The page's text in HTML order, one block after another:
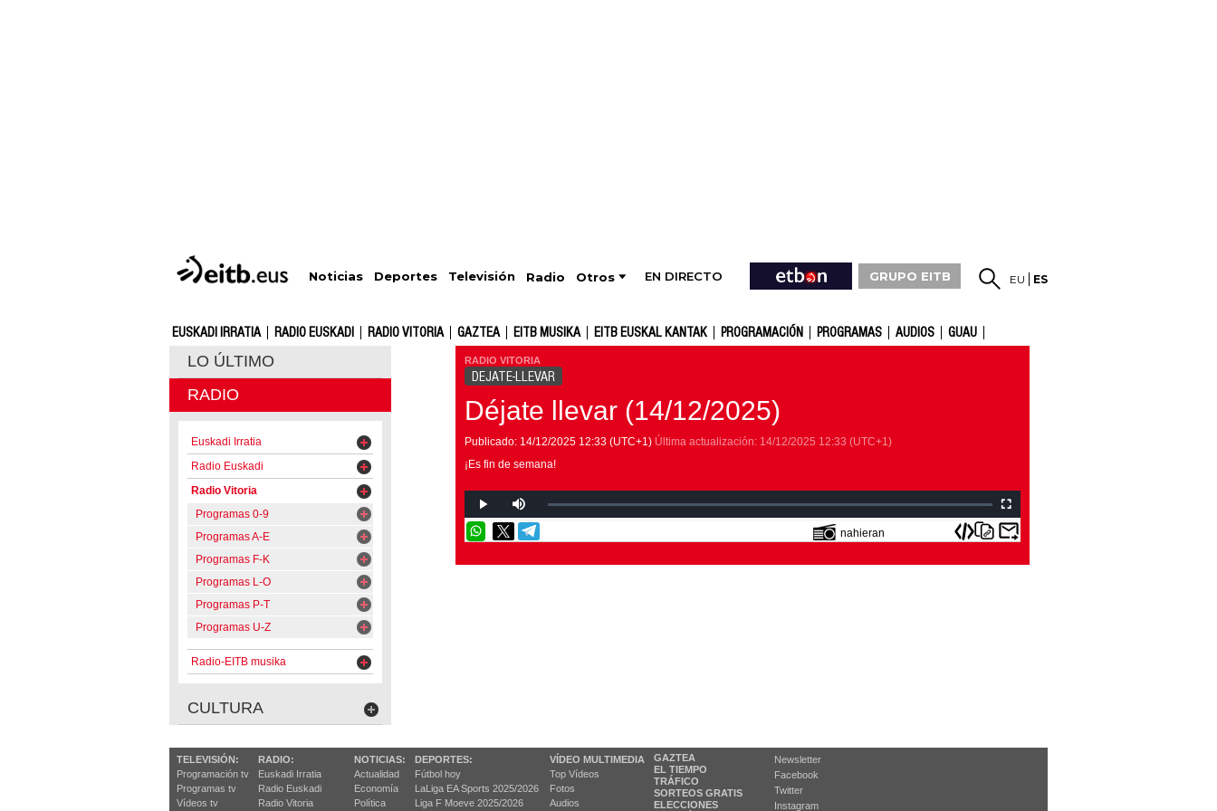
Noticias Deportes Televisión Radio Otros EN DIRECTO GRUPO EITB EU ES
EUSKADI IRRATIA RADIO EUSKADI RADIO VITORIA GAZTEA EITB MUSIKA EITB EUSKAL KANTAK PROGRAMACIÓN PROGRAMAS AUDIOS GUAU
LO ÚLTIMO
RADIO
Euskadi Irratia
Radio Euskadi
Radio Vitoria
Programas 0-9
Programas A-E
Programas F-K
Programas L-O
Programas P-T
Programas U-Z
Radio-EITB musika
CULTURA
RADIO VITORIA
DEJATE-LLEVAR
Déjate llevar (14/12/2025)
Publicado: 14/12/2025 12:33 (UTC+1) Última actualización: 14/12/2025 12:33 (UTC+1)
¡Es fin de semana!
nahieran
TELEVISIÓN:
Programación tv
Programas tv
Vídeos tv
RADIO:
Euskadi Irratia
Radio Euskadi
Radio Vitoria
NOTICIAS:
Actualidad
Economía
Política
DEPORTES:
Fútbol hoy
LaLiga EA Sports 2025/2026
Liga F Moeve 2025/2026
VÍDEO MULTIMEDIA
Top Vídeos
Fotos
Audios
GAZTEA
EL TIEMPO
TRÁFICO
SORTEOS GRATIS
ELECCIONES
Newsletter
Facebook
Twitter
Instagram